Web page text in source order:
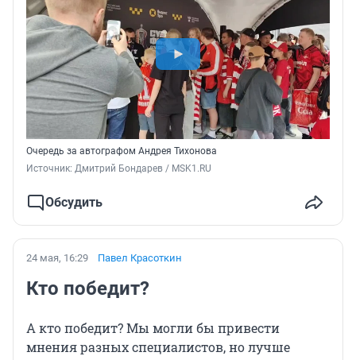
Очередь за автографом Андрея Тихонова
Источник: Дмитрий Бондарев / MSK1.RU
Обсудить
24 мая, 16:29 Павел Красоткин
Кто победит?
А кто победит? Мы могли бы привести
мнения разных специалистов, но лучше